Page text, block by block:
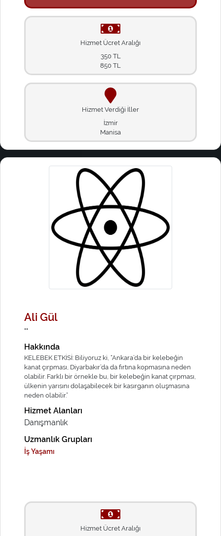
Hizmet Ücret Aralığı
350 TL
850 TL
Hizmet Verdiği İller
İzmir
Manisa
Ali Gül
""
Hakkında
KELEBEK ETKİSİ: Biliyoruz ki, “Ankara’da bir kelebeğin
kanat çırpması, Diyarbakır’da da fırtına kopmasına neden
olabilir. Farklı bir örnekle bu, bir kelebeğin kanat çırpması,
ülkenin yarısını dolaşabilecek bir kasırganın oluşmasına
neden olabilir.”
Hizmet Alanları
Danışmanlık
Uzmanlık Grupları
İş Yaşamı
Hizmet Ücret Aralığı